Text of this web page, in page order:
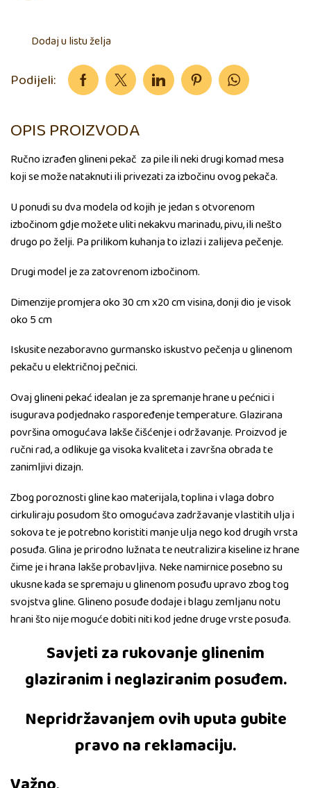
Dodaj u listu želja
Podijeli:
OPIS PROIZVODA
Ručno izrađen glineni pekač za pile ili neki drugi komad mesa
koji se može nataknuti ili privezati za izbočinu ovog pekača.
U ponudi su dva modela od kojih je jedan s otvorenom
izbočinom gdje možete uliti nekakvu marinadu, pivu, ili nešto
drugo po želji. Pa prilikom kuhanja to izlazi i zalijeva pečenje.
Drugi model je za zatovrenom izbočinom.
Dimenzije promjera oko 30 cm x20 cm visina, donji dio je visok
oko 5 cm
Iskusite nezaboravno gurmansko iskustvo pečenja u glinenom
pekaču u električnoj pečnici.
Ovaj glineni pekać idealan je za spremanje hrane u pećnici i
isugurava podjednako raspoređenje temperature. Glazirana
površina omogućava lakše čišćenje i održavanje. Proizvod je
ručni rad, a odlikuje ga visoka kvaliteta i završna obrada te
zanimljivi dizajn.
Zbog poroznosti gline kao materijala, toplina i vlaga dobro
cirkuliraju posudom što omogućava zadržavanje vlastitih ulja i
sokova te je potrebno koristiti manje ulja nego kod drugih vrsta
posuđa. Glina je prirodno lužnata te neutralizira kiseline iz hrane
čime je i hrana lakše probavljiva. Neke namirnice posebno su
ukusne kada se spremaju u glinenom posuđu upravo zbog tog
svojstva gline. Glineno posuđe dodaje i blagu zemljanu notu
hrani što nije moguće dobiti niti kod jedne druge vrste posuđa.
Savjeti za rukovanje glinenim
glaziranim i neglaziranim posuđem.
Nepridržavanjem ovih uputa gubite
pravo na reklamaciju.